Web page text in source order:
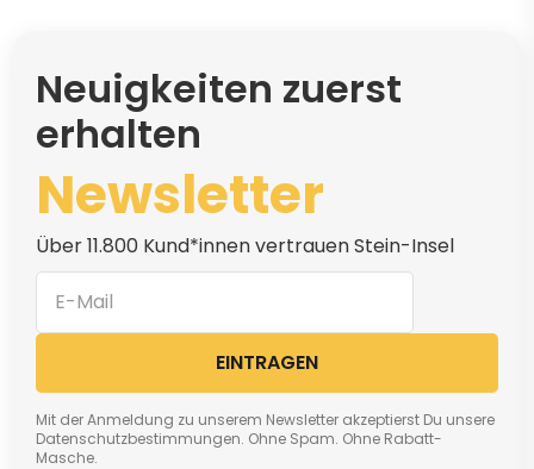
Neuigkeiten zuerst
erhalten
Newsletter
Über 11.800 Kund*innen vertrauen Stein-Insel
EINTRAGEN
Mit der Anmeldung zu unserem Newsletter akzeptierst Du unsere
Datenschutzbestimmungen. Ohne Spam. Ohne Rabatt-
Masche.